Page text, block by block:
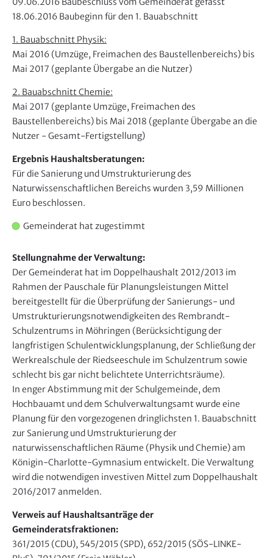
18.06.2016 Baubeginn für den 1. Bauabschnitt
1. Bauabschnitt Physik:
Mai 2016 (Umzüge, Freimachen des Baustellenbereichs) bis
Mai 2017 (geplante Übergabe an die Nutzer)
2. Bauabschnitt Chemie:
Mai 2017 (geplante Umzüge, Freimachen des
Baustellenbereichs) bis Mai 2018 (geplante Übergabe an die
Nutzer - Gesamt-Fertigstellung)
Ergebnis Haushaltsberatungen:
Für die Sanierung und Umstrukturierung des
Naturwissenschaftlichen Bereichs wurden 3,59 Millionen
Euro beschlossen.
Gemeinderat hat zugestimmt
Stellungnahme der Verwaltung:
Der Gemeinderat hat im Doppelhaushalt 2012/2013 im
Rahmen der Pauschale für Planungsleistungen Mittel
bereitgestellt für die Überprüfung der Sanierungs- und
Umstrukturierungsnotwendigkeiten des Rembrandt-
Schulzentrums in Möhringen (Berücksichtigung der
langfristigen Schulentwicklungsplanung, der Schließung der
Werkrealschule der Riedseeschule im Schulzentrum sowie
schlecht bis gar nicht belichtete Unterrichtsräume).
In enger Abstimmung mit der Schulgemeinde, dem
Hochbauamt und dem Schulverwaltungsamt wurde eine
Planung für den vorgezogenen dringlichsten 1. Bauabschnitt
zur Sanierung und Umstrukturierung der
naturwissenschaftlichen Räume (Physik und Chemie) am
Königin-Charlotte-Gymnasium entwickelt. Die Verwaltung
wird die notwendigen investiven Mittel zum Doppelhaushalt
2016/2017 anmelden.
Verweis auf Haushaltsanträge der
Gemeinderatsfraktionen:
361/2015 (CDU), 545/2015 (SPD), 652/2015 (SÖS-LINKE-